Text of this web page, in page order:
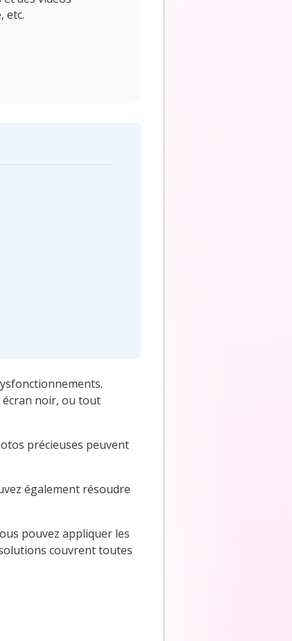
etc.
noir, ou tout
précieuses peuvent
également résoudre
pouvez appliquer les
couvrent toutes